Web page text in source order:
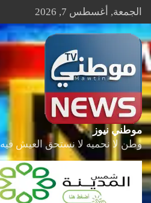
Skip
content
الجمعة, أغسطس 7, 2026
موطني نيوز
وطن لا نحميه لا نستحق العيش فيه